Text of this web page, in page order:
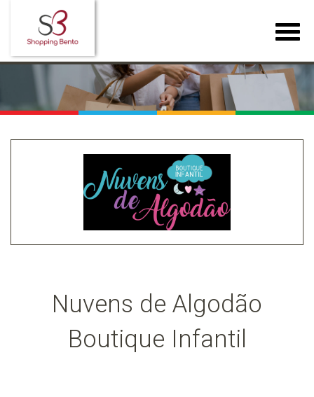
Nuvens de Algodão
Boutique Infantil